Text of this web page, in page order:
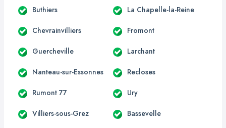
Buthiers La Chapelle-la-Reine
Chevrainvilliers Fromont
Guercheville Larchant
Nanteau-sur-Essonnes Recloses
Rumont 77 Ury
Villiers-sous-Grez Bassevelle